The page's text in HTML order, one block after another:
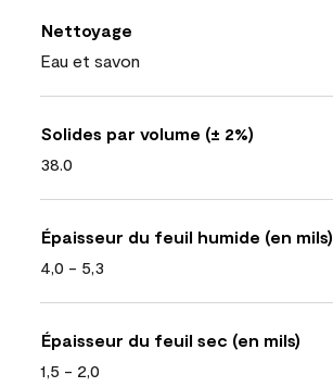
Nettoyage
Eau et savon
Solides par volume (± 2%)
38.0
Épaisseur du feuil humide (en mils)
4,0 - 5,3
Épaisseur du feuil sec (en mils)
1,5 - 2,0